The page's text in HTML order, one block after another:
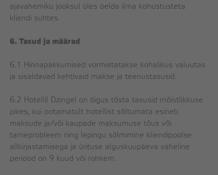
ajavahemiku jooksul üles öelda ilma kohustusteta
kliendi suhtes.
6. Tasud ja määrad
6.1 Hinnapakkumised vormistatakse kohalikus valuutas
ja sisaldavad kehtivaid makse ja teenustasusid.
6.2 Hotellil Dzingel on õigus tõsta tasusid mõistlikkuse
piires, kui ootamatult hotellist sõltumata esineb
maksude ja/või kaupade maksumuse tõus või
tarneprobleem ning lepingu sõlmimine kliendipoolse
allkirjastamisega ja ürituse alguskuupäeva vaheline
periood on 9 kuud või rohkem.